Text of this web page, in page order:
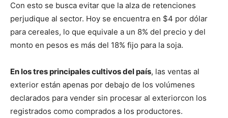
Con esto se busca evitar que la alza de retenciones
perjudique al sector. Hoy se encuentra en $4 por dólar
para cereales, lo que equivale a un 8% del precio y del
monto en pesos es más del 18% fijo para la soja.
En los tres principales cultivos del país, las ventas al
exterior están apenas por debajo de los volúmenes
declarados para vender sin procesar al exteriorcon los
registrados como comprados a los productores.